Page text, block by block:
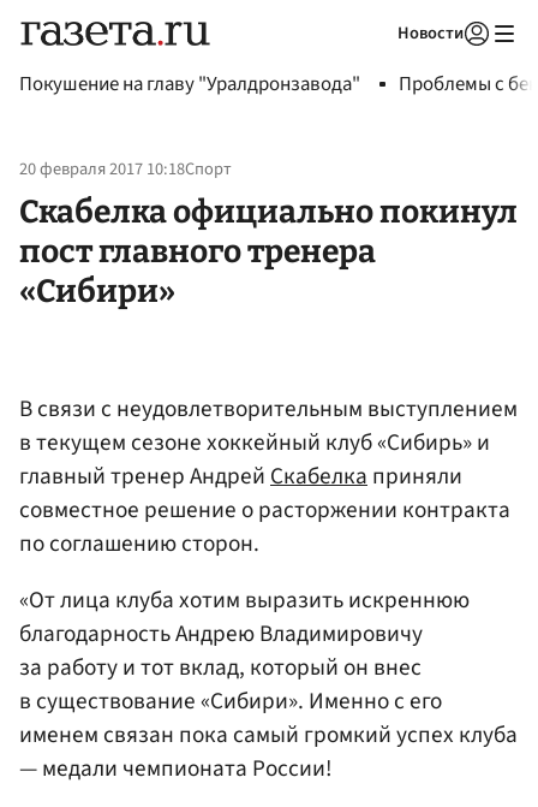
Новости
Покушение на главу "Уралдронзавода" Проблемы с
20 февраля 2017 10:18Спорт
Скабелка официально покинул
пост главного тренера
«Сибири»
В связи с неудовлетворительным выступлением
в текущем сезоне хоккейный клуб «Сибирь» и
главный тренер АндрейСкабелкаприняли
совместное решение о расторжении контракта
по соглашению сторон.
«От лица клуба хотим выразить искреннюю
благодарность Андрею Владимировичу
за работу и тот вклад, который он внес
в существование «Сибири». Именно с его
именем связан пока самый громкий успех клуба
— медали чемпионата России!